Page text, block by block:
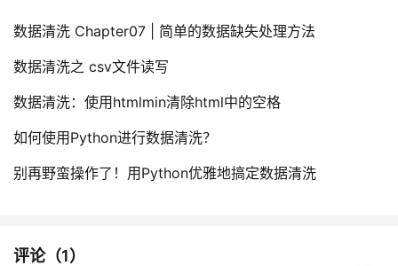
数据清洗 Chapter07 | 简单的数据缺失处理方法
数据清洗之 csv文件读写
数据清洗：使用htmlmin清除html中的空格
如何使用Python进行数据清洗？
别再野蛮操作了！用Python优雅地搞定数据清洗
评论（1）